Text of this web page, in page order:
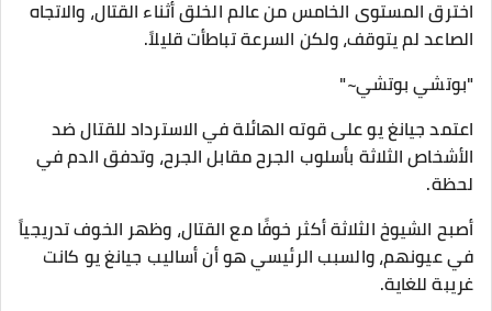
اخترق المستوى الخامس من عالم الخلق أثناء القتال، والاتجاه
الصاعد لم يتوقف، ولكن السرعة تباطأت قليلاً.
"بوتشي بوتشي~"
اعتمد جيانغ يو على قوته الهائلة في الاسترداد للقتال ضد
الأشخاص الثلاثة بأسلوب الجرح مقابل الجرح، وتدفق الدم في
لحظة.
أصبح الشيوخ الثلاثة أكثر خوفًا مع القتال، وظهر الخوف تدريجياً
في عيونهم، والسبب الرئيسي هو أن أساليب جيانغ يو كانت
غريبة للغاية.